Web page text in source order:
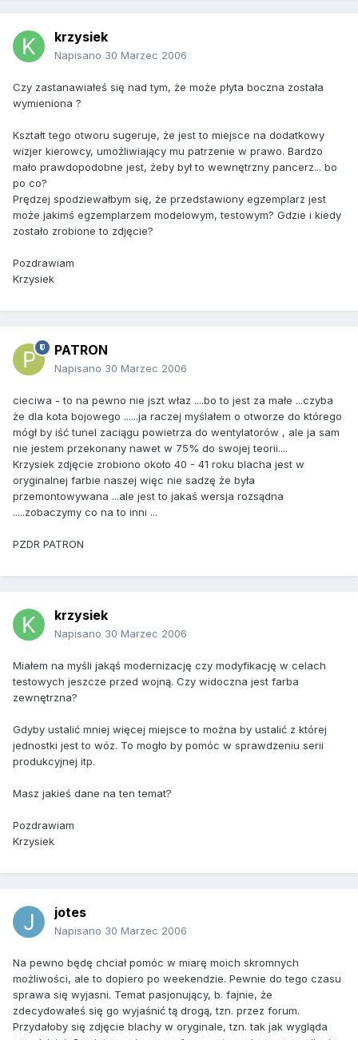
krzysiek
Napisano 30 Marzec 2006
Czy zastanawiałeś się nad tym, że może płyta boczna została
wymieniona ?
Kształt tego otworu sugeruje, że jest to miejsce na dodatkowy
wizjer kierowcy, umożliwiający mu patrzenie w prawo. Bardzo
mało prawdopodobne jest, żeby był to wewnętrzny pancerz... bo
po co?
Prędzej spodziewałbym się, że przedstawiony egzemplarz jest
może jakimś egzemplarzem modelowym, testowym? Gdzie i kiedy
zostało zrobione to zdjęcie?
Pozdrawiam
Krzysiek
PATRON
Napisano 30 Marzec 2006
cieciwa - to na pewno nie jszt właz ....bo to jest za małe ...czyba
że dla kota bojowego ......ja raczej myślałem o otworze do którego
mógł by iść tunel zaciągu powietrza do wentylatorów , ale ja sam
nie jestem przekonany nawet w 75% do swojej teorii....
Krzysiek zdjęcie zrobiono około 40 - 41 roku blacha jest w
oryginalnej farbie naszej więc nie sadzę że była
przemontowywana ...ale jest to jakaś wersja rozsądna
.....zobaczymy co na to inni ...
PZDR PATRON
krzysiek
Napisano 30 Marzec 2006
Miałem na myśli jakąś modernizację czy modyfikację w celach
testowych jeszcze przed wojną. Czy widoczna jest farba
zewnętrzna?
Gdyby ustalić mniej więcej miejsce to można by ustalić z której
jednostki jest to wóz. To mogło by pomóc w sprawdzeniu serii
produkcyjnej itp.
Masz jakieś dane na ten temat?
Pozdrawiam
Krzysiek
jotes
Napisano 30 Marzec 2006
Na pewno będę chciał pomóc w miarę moich skromnych
możliwości, ale to dopiero po weekendzie. Pewnie do tego czasu
sprawa się wyjasni. Temat pasjonujący, b. fajnie, że
zdecydowałeś się go wyjaśnić tą drogą, tzn. przez forum.
Przydałoby się zdjęcie blachy w oryginale, tzn. tak jak wygląda